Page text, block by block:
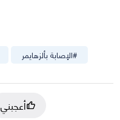
#الإصابة بألزهايمر
أعجبني